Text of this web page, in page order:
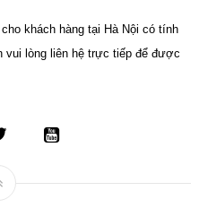
khách hàng tại Hà Nội có tính
vui lòng liên hệ trực tiếp để được